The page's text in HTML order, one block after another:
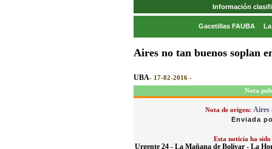
Información
Gacetillas FAUBA
Aires no tan buenos soplan
UBA- 17-02-2016 -
Nota
Nota de origen: Aires
Enviada
Esta noticia ha
Urgente 24 - La Mañana de Bolívar - La